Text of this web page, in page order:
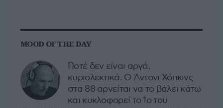
MOOD OF THE DAY
Ποτέ δεν είναι αργά,
κυριολεκτικά. Ο Άντονι Χόπκινς
στα 88 αρνείται να το βάλει κάτω
και κυκλοφορεί το 1ο του